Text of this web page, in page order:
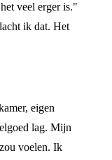
veel erger is."
ik dat. Het
eigen
lag. Mijn
voelen. Ik